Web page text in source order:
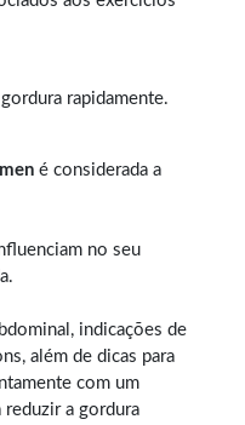
rapidamente.
é considerada a
no seu
, indicações de
além de dicas para
com um
reduzir a gordura